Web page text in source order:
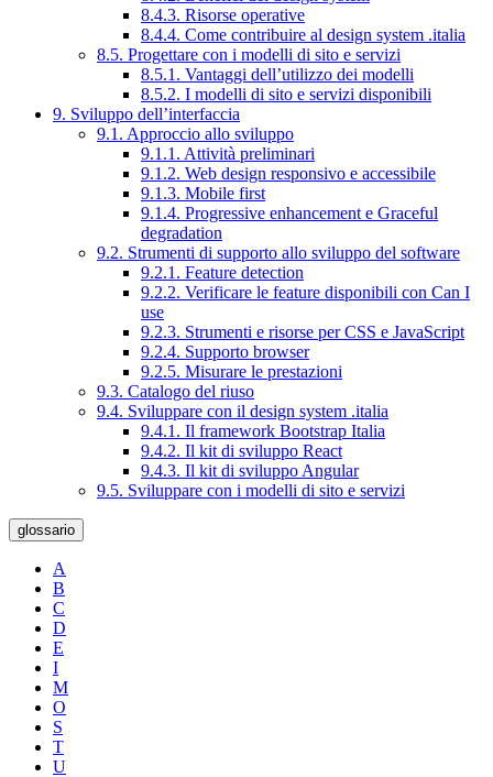
8.4.3. Risorse operative
8.4.4. Come contribuire al design system .italia
8.5. Progettare con i modelli di sito e servizi
8.5.1. Vantaggi dell’utilizzo dei modelli
8.5.2. I modelli di sito e servizi disponibili
9. Sviluppo dell’interfaccia
9.1. Approccio allo sviluppo
9.1.1. Attività preliminari
9.1.2. Web design responsivo e accessibile
9.1.3. Mobile first
9.1.4. Progressive enhancement e Graceful
degradation
9.2. Strumenti di supporto allo sviluppo del software
9.2.1. Feature detection
9.2.2. Verificare le feature disponibili con Can I
use
9.2.3. Strumenti e risorse per CSS e JavaScript
9.2.4. Supporto browser
9.2.5. Misurare le prestazioni
9.3. Catalogo del riuso
9.4. Sviluppare con il design system .italia
9.4.1. Il framework Bootstrap Italia
9.4.2. Il kit di sviluppo React
9.4.3. Il kit di sviluppo Angular
9.5. Sviluppare con i modelli di sito e servizi
glossario
A
B
C
D
E
I
M
O
S
T
U